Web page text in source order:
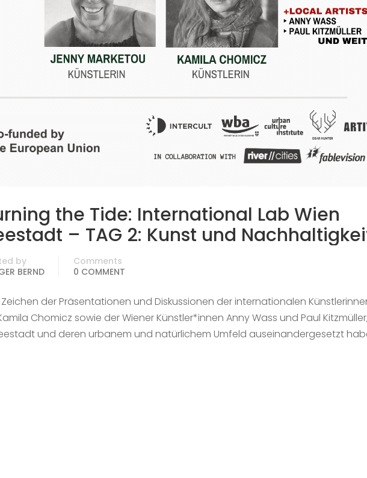
the Tide: International Lab Wien
– TAG 2: Kunst und
by
BERND
Comments
0 COMMENT
der Präsentationen und Diskussionen der internationalen
Chomicz sowie der Wiener Künstler*innen Anny Wass und Paul
und deren urbanem und natürlichem Umfeld auseinandergesetzt